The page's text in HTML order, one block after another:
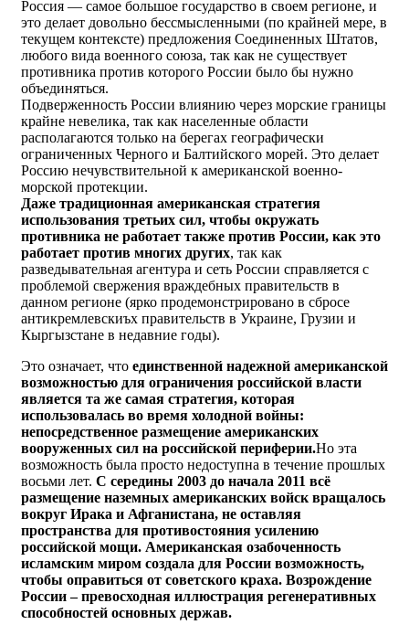
Россия — самое большое государство в своем регионе, и
это делает довольно бессмысленными (по крайней мере, в
текущем контексте) предложения Соединенных Штатов,
любого вида военного союза, так как не существует
противника против которого России было бы нужно
объединяться.
Подверженность России влиянию через морские границы
крайне невелика, так как населенные области
располагаются только на берегах географически
ограниченных Черного и Балтийского морей. Это делает
Россию нечувствительной к американской военно-
морской протекции.
Даже традиционная американская стратегия
использования третьих сил, чтобы окружать
противника не работает также против России, как это
работает против многих других, так как
разведывательная агентура и сеть России справляется с
проблемой свержения враждебных правительств в
данном регионе (ярко продемонстрировано в сбросе
антикремлевскиъх правительств в Украине, Грузии и
Кыргызстане в недавние годы).
Это означает, что единственной надежной американской
возможностью для ограничения российской власти
является та же самая стратегия, которая
использовалась во время холодной войны:
непосредственное размещение американских
вооруженных сил на российской периферии.Но эта
возможность была просто недоступна в течение прошлых
восьми лет. С середины 2003 до начала 2011 всё
размещение наземных американских войск вращалось
вокруг Ирака и Афганистана, не оставляя
пространства для противостояния усилению
российской мощи. Американская озабоченность
исламским миром создала для России возможность,
чтобы оправиться от советского краха. Возрождение
России – превосходная иллюстрация регенеративных
способностей основных держав.